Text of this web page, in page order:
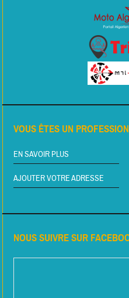
VOUS ÊTES UN
EN SAVOIR PLUS
AJOUTER VOTRE ADRESSE
NOUS SUIVRE SUR